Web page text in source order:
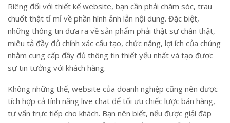
Riêng đối với thiết kế website, bạn cần phải chăm sóc, trau
chuốt thật tỉ mỉ về phần hình ảnh lẫn nội dung. Đặc biệt,
những thông tin đưa ra về sản phẩm phải thật sự chân thật,
miêu tả đầy đủ chính xác cấu tạo, chức năng, lợi ích của chúng
nhằm cung cấp đầy đủ thông tin thiết yếu nhất và tạo được
sự tin tưởng với khách hàng.
Không những thế, website của doanh nghiệp cũng nên được
tích hợp cả tính năng live chat để tối ưu chiếc lược bán hàng,
tư vấn trực tiếp cho khách. Bạn nên biết, nếu được giải đáp